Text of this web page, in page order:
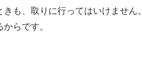
も、取りに行ってはいけません。
らです。